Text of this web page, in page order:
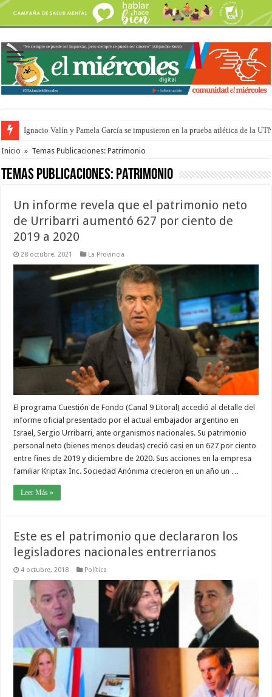
Ignacio Valín y Pamela García se impusieron en la prueba atlética de la
Traigo el litoral en mi canción: 100 años de Aníbal Sampayo
Inicio » Temas Publicaciones: Patrimonio
Temas Publicaciones: Patrimonio
Un informe revela que el patrimonio neto
de Urribarri aumentó 627 por ciento de
2019 a 2020
28 octubre, 2021 La Provincia
El programa Cuestión de Fondo (Canal 9 Litoral) accedió al detalle del
informe oficial presentado por el actual embajador argentino en
Israel, Sergio Urribarri, ante organismos nacionales. Su patrimonio
personal neto (bienes menos deudas) creció casi en un 627 por ciento
entre fines de 2019 y diciembre de 2020. Sus acciones en la empresa
familiar Kriptax Inc. Sociedad Anónima crecieron en un año un …
Leer Más »
Este es el patrimonio que declararon los
legisladores nacionales entrerrianos
4 octubre, 2018 Política